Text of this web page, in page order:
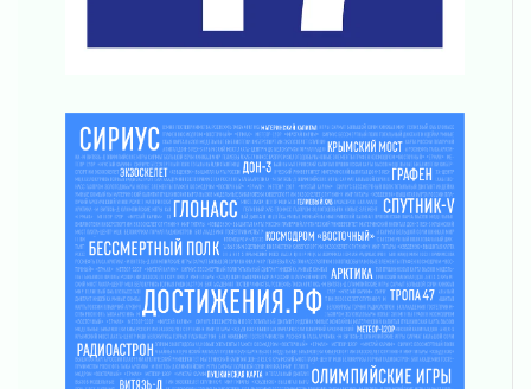
Награды нашли строителей
03 августа 2026
03 августа 2026
Поддержка волонтерских объединений
03 августа 2026
Ладожский мост полностью закроют на два
часа
03 августа 2026
Музеи Ленобласти обновляют пространства
03 августа 2026
Новая площадка: 2027
03 августа 2026